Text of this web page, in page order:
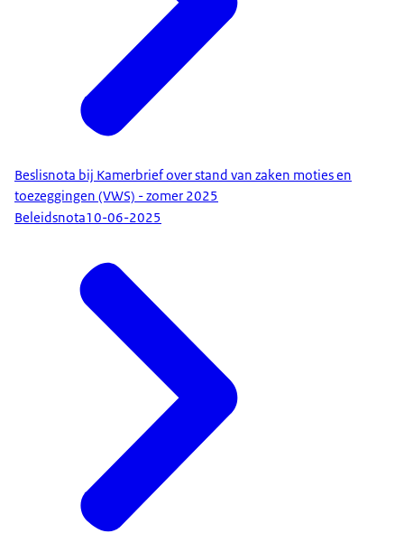
Beslisnota bij Kamerbrief over stand van zaken moties en
toezeggingen (VWS) - zomer 2025
Beleidsnota10-06-2025